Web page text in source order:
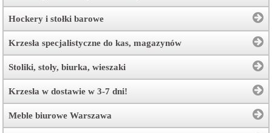
Hockery i stołki barowe
Krzesła specjalistyczne do kas, magazynów
Stoliki, stoły, biurka, wieszaki
Krzesła w dostawie w 3-7 dni!
Meble biurowe Warszawa